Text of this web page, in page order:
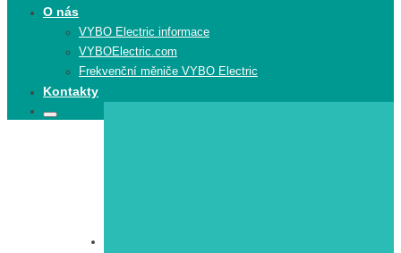
O nás
VYBO Electric informace
VYBOElectric.com
Frekvenční měniče VYBO Electric
Kontakty
Search
Search